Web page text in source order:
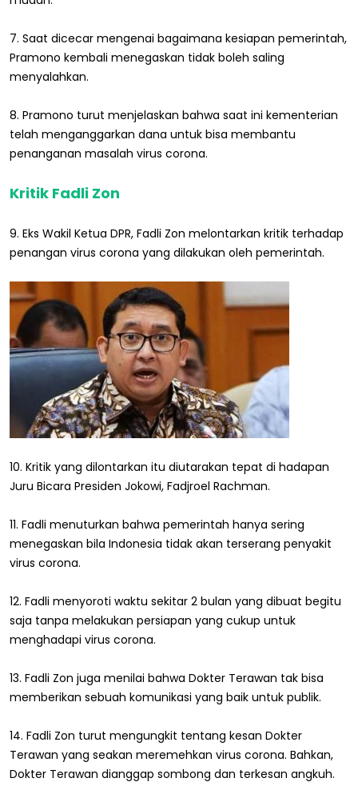
7. Saat dicecar mengenai bagaimana kesiapan pemerintah,
Pramono kembali menegaskan tidak boleh saling
menyalahkan.
8. Pramono turut menjelaskan bahwa saat ini kementerian
telah menganggarkan dana untuk bisa membantu
penanganan masalah virus corona.
Kritik Fadli Zon
9. Eks Wakil Ketua DPR, Fadli Zon melontarkan kritik terhadap
penangan virus corona yang dilakukan oleh pemerintah.
10. Kritik yang dilontarkan itu diutarakan tepat di hadapan
Juru Bicara Presiden Jokowi, Fadjroel Rachman.
11. Fadli menuturkan bahwa pemerintah hanya sering
menegaskan bila Indonesia tidak akan terserang penyakit
virus corona.
12. Fadli menyoroti waktu sekitar 2 bulan yang dibuat begitu
saja tanpa melakukan persiapan yang cukup untuk
menghadapi virus corona.
13. Fadli Zon juga menilai bahwa Dokter Terawan tak bisa
memberikan sebuah komunikasi yang baik untuk publik.
14. Fadli Zon turut mengungkit tentang kesan Dokter
Terawan yang seakan meremehkan virus corona. Bahkan,
Dokter Terawan dianggap sombong dan terkesan angkuh.